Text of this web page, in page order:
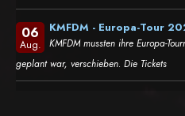
06
Aug.
KMFDM - Europa-Tour
KMFDM mussten ihre Europa-
geplant war, verschieben. Die Tickets